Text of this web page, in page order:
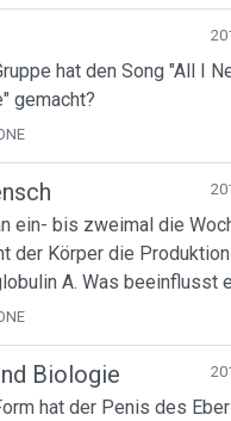
hat den Song "All I
gemacht?
ein- bis zweimal die
der Körper die
A. Was beeinflusst
Biologie
hat der Penis des